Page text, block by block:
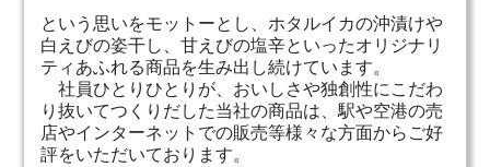
という思いをモットーとし、ホタルイカの沖漬けや
白えびの姿干し、⽢えびの塩辛といったオリジナリ
ティあふれる商品を生み出し続けています。
社員ひとりひとりが、おいしさや独創性にこだわ
り抜いてつくりだした当社の商品は、駅や空港の売
店やインターネットでの販売等様々な方面からご好
評をいただいております。